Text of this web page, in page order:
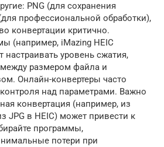
PNG (для сохранения
профессиональной обработки),
конвертации критично.
(например, iMazing HEIC
уровень сжатия,
размером файла и
Онлайн-конвертеры часто
над параметрами. Важно
конвертация (например, из
JPG в HEIC) может привести к
программы,
потери при